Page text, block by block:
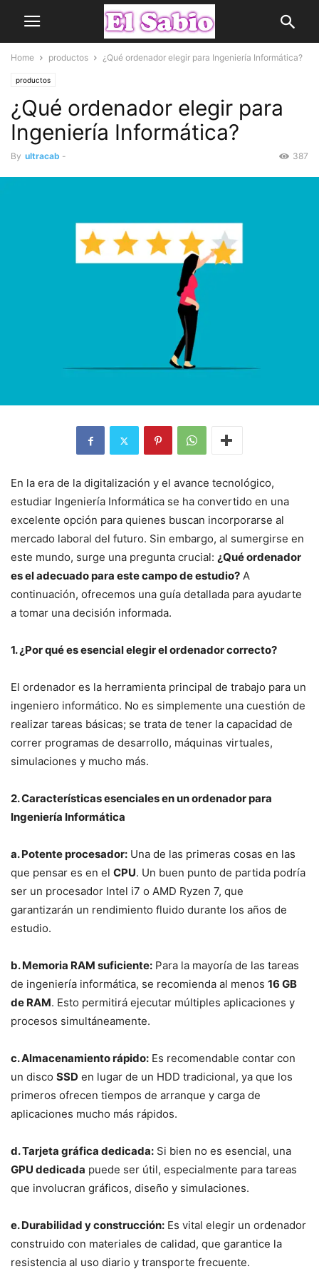
Home productos ¿Qué ordenador elegir para Ingeniería Informática?
productos
¿Qué ordenador elegir para
Ingeniería Informática?
By ultracab - 387
En la era de la digitalización y el avance tecnológico,
estudiar Ingeniería Informática se ha convertido en una
excelente opción para quienes buscan incorporarse al
mercado laboral del futuro. Sin embargo, al sumergirse en
este mundo, surge una pregunta crucial: ¿Qué ordenador
es el adecuado para este campo de estudio? A
continuación, ofrecemos una guía detallada para ayudarte
a tomar una decisión informada.
1. ¿Por qué es esencial elegir el ordenador correcto?
El ordenador es la herramienta principal de trabajo para un
ingeniero informático. No es simplemente una cuestión de
realizar tareas básicas; se trata de tener la capacidad de
correr programas de desarrollo, máquinas virtuales,
simulaciones y mucho más.
2. Características esenciales en un ordenador para
Ingeniería Informática
a. Potente procesador: Una de las primeras cosas en las
que pensar es en el CPU. Un buen punto de partida podría
ser un procesador Intel i7 o AMD Ryzen 7, que
garantizarán un rendimiento fluido durante los años de
estudio.
b. Memoria RAM suficiente: Para la mayoría de las tareas
de ingeniería informática, se recomienda al menos 16 GB
de RAM. Esto permitirá ejecutar múltiples aplicaciones y
procesos simultáneamente.
c. Almacenamiento rápido: Es recomendable contar con
un disco SSD en lugar de un HDD tradicional, ya que los
primeros ofrecen tiempos de arranque y carga de
aplicaciones mucho más rápidos.
d. Tarjeta gráfica dedicada: Si bien no es esencial, una
GPU dedicada puede ser útil, especialmente para tareas
que involucran gráficos, diseño y simulaciones.
e. Durabilidad y construcción: Es vital elegir un ordenador
construido con materiales de calidad, que garantice la
resistencia al uso diario y transporte frecuente.